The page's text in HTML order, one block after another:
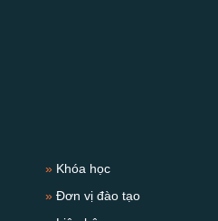
» Khóa học
»Đơn vị đào tạo